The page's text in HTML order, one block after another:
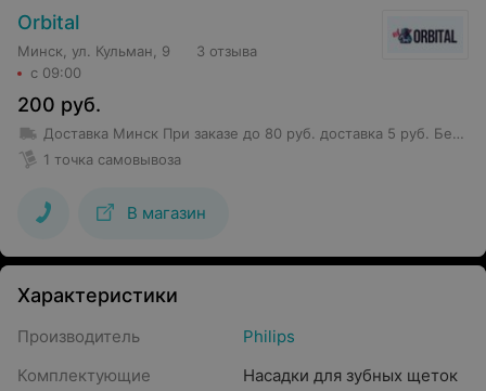
Orbital
Минск, ул. Кульман, 9
с 09:00
3 отзыва
200 руб.
Доставка Минск При заказе до 80 руб. доставка 5 руб. Бесплатная доставка от 80 руб.
1 точка самовывоза
В магазин
Характеристики
Производитель
Philips
Комплектующие
Насадки для зубных щеток